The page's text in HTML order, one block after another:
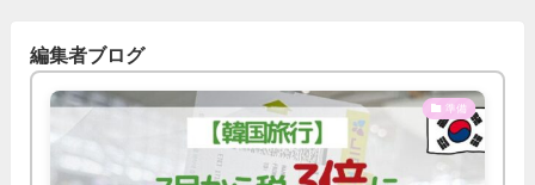
編集者ブログ
準備